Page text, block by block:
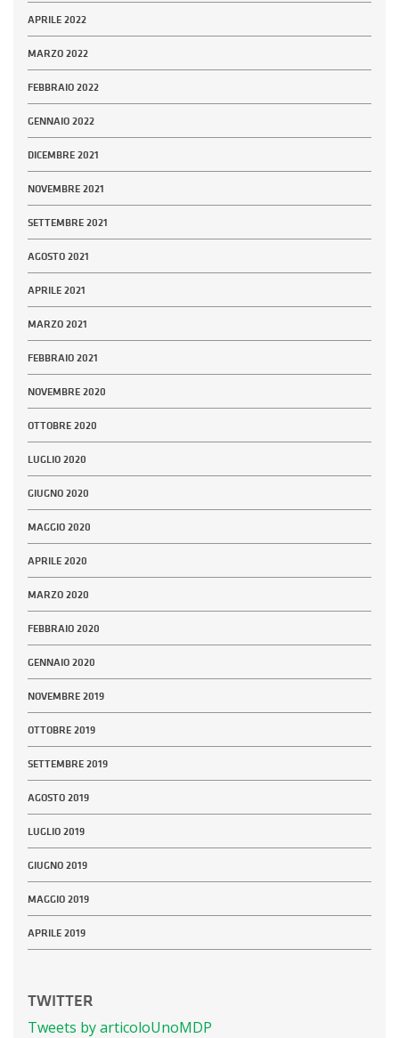
APRILE 2022
MARZO 2022
FEBBRAIO 2022
GENNAIO 2022
DICEMBRE 2021
NOVEMBRE 2021
SETTEMBRE 2021
AGOSTO 2021
APRILE 2021
MARZO 2021
FEBBRAIO 2021
NOVEMBRE 2020
OTTOBRE 2020
LUGLIO 2020
GIUGNO 2020
MAGGIO 2020
APRILE 2020
MARZO 2020
FEBBRAIO 2020
GENNAIO 2020
NOVEMBRE 2019
OTTOBRE 2019
SETTEMBRE 2019
AGOSTO 2019
LUGLIO 2019
GIUGNO 2019
MAGGIO 2019
APRILE 2019
TWITTER
Tweets by articoloUnoMDP